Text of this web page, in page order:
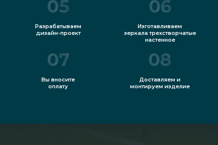
05
Разрабатываем
дизайн-проект
06
Изготавливаем
зеркала трехстворчатые
настенное
07
Вы вносите
оплату
08
Доставляем и
монтируем изделие